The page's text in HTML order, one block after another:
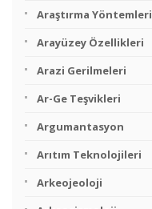
Araştırma Yöntemleri
Arayüzey Özellikleri
Arazi Gerilmeleri
Ar-Ge Teşvikleri
Argumantasyon
Arıtım Teknolojileri
Arkeojeoloji